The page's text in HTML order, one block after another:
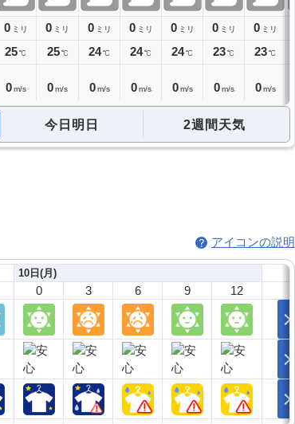
0 ミリ
25℃
0 m/s
0 ミリ
25 ℃
0m/s
0 ミリ
24℃
0 m/s
0 ミリ
24℃
0 m/s
0 ミリ
24℃
0 m/s
0 ミリ
23℃
0 m/s
0 ミリ
23℃
0 m/s
今日明日 2週間天気
アイコンの説明
10日(月)
0 3 6 9 12